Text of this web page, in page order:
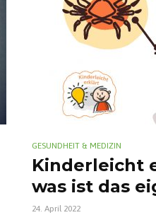
GESUNDHEIT & MEDIZIN
Kinderleicht
was ist das
24. April 2022